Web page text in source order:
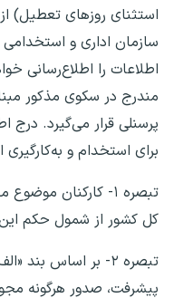
سازمان اداری و
اطلاعات را اطلاع‌رسانی
مندرج در سکوی مذکور
پرسنلی قرار می‌گیرد.
برای استخدام و
کل کشور از شمول حکم
پیشرفت، صدور هرگونه